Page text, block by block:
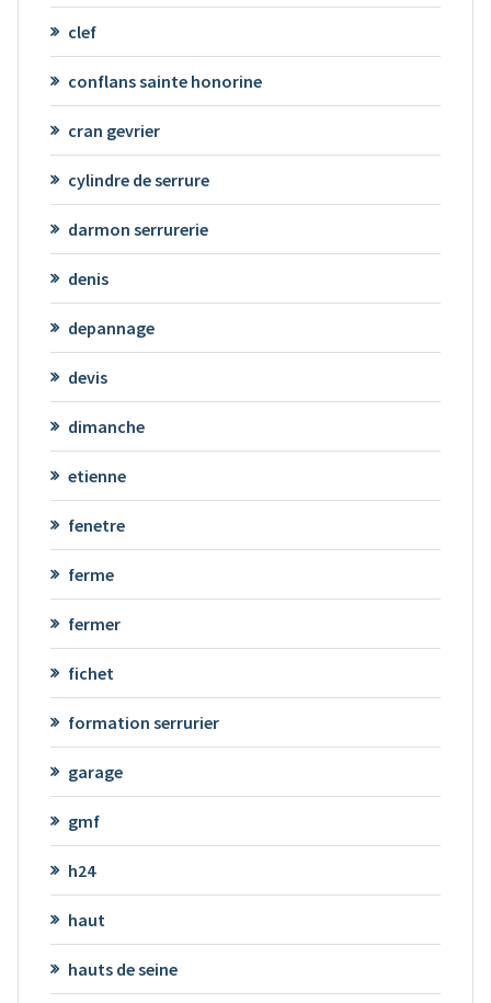
clef
conflans sainte honorine
cran gevrier
cylindre de serrure
darmon serrurerie
denis
depannage
devis
dimanche
etienne
fenetre
ferme
fermer
fichet
formation serrurier
garage
gmf
h24
haut
hauts de seine